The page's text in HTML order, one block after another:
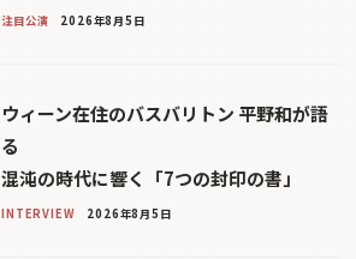
注目公演 2026年8月5日
ウィーン在住のバスバリトン 平野和が語
る
混沌の時代に響く「7つの封印の書」
INTERVIEW 2026年8月5日